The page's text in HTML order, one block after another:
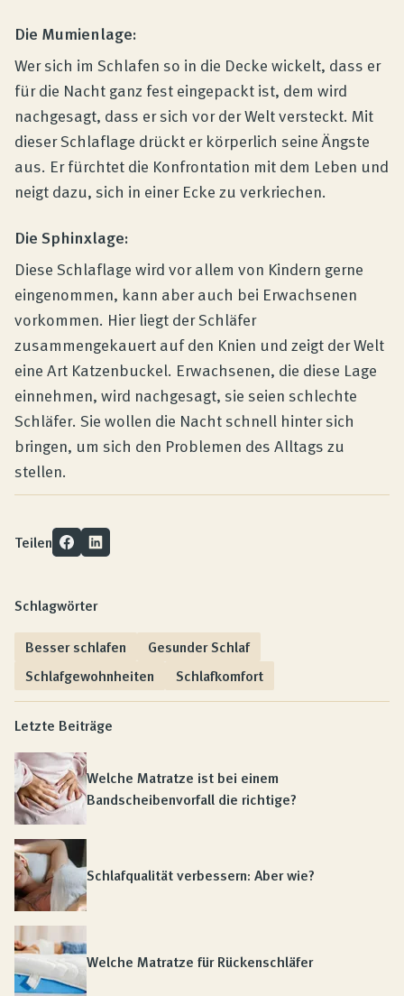
Die Mumienlage:
Wer sich im Schlafen so in die Decke wickelt, dass er
für die Nacht ganz fest eingepackt ist, dem wird
nachgesagt, dass er sich vor der Welt versteckt. Mit
dieser Schlaflage drückt er körperlich seine Ängste
aus. Er fürchtet die Konfrontation mit dem Leben und
neigt dazu, sich in einer Ecke zu verkriechen.
Die Sphinxlage:
Diese Schlaflage wird vor allem von Kindern gerne
eingenommen, kann aber auch bei Erwachsenen
vorkommen. Hier liegt der Schläfer
zusammengekauert auf den Knien und zeigt der Welt
eine Art Katzenbuckel. Erwachsenen, die diese Lage
einnehmen, wird nachgesagt, sie seien schlechte
Schläfer. Sie wollen die Nacht schnell hinter sich
bringen, um sich den Problemen des Alltags zu
stellen.
Teilen
Schlagwörter
Besser schlafen
Gesunder Schlaf
Schlafgewohnheiten
Schlafkomfort
Letzte Beiträge
Welche Matratze ist bei einem
Bandscheibenvorfall die richtige?
Schlafqualität verbessern: Aber wie?
Welche Matratze für Rückenschläfer